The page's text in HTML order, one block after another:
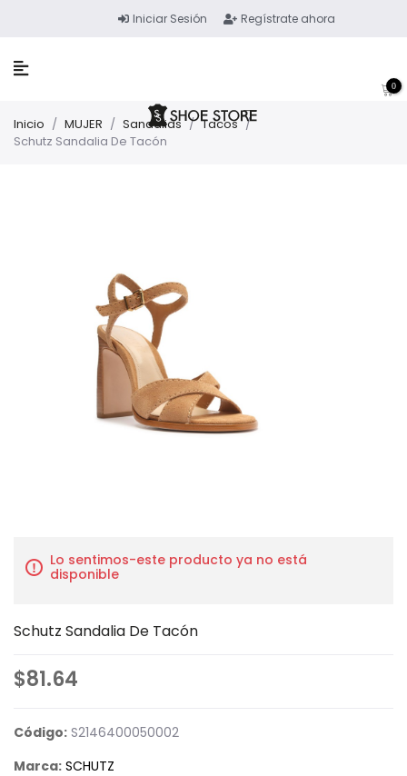
Iniciar Sesión Regístrate ahora
0
Inicio / MUJER / Sandalias / Tacos /
Schutz Sandalia De Tacón
Lo sentimos-este producto ya no está
disponible
Schutz Sandalia De Tacón
$81.64
Código: S2146400050002
Marca: SCHUTZ